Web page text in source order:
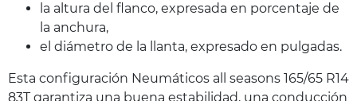
la altura del flanco, expresada en porcentaje de
la anchura,
el diámetro de la llanta, expresado en pulgadas.
Esta configuración Neumáticos all seasons 165/65 R14
83T garantiza una buena estabilidad, una conducción